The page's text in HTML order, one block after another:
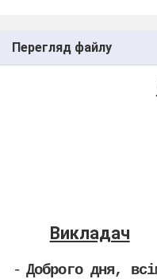
Перегляд файлу
Гроші
час
а
Викладач
- Доброго дня,